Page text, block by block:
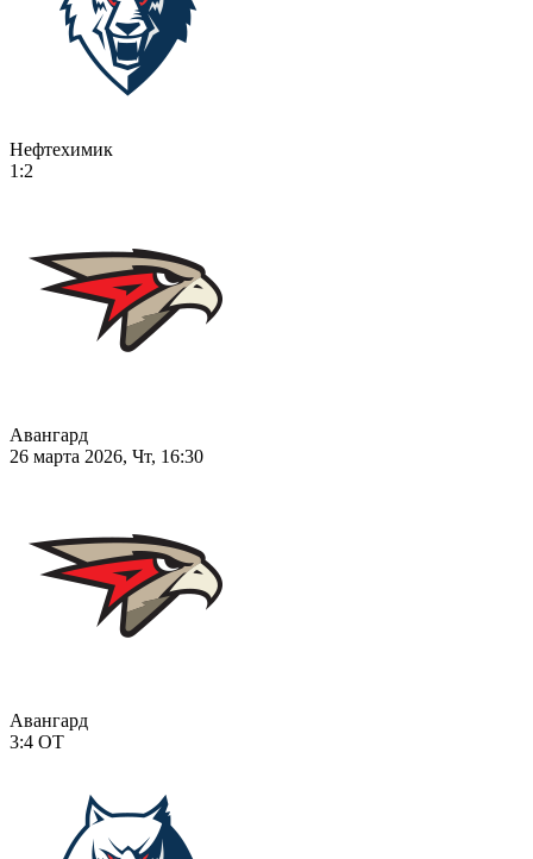
Нефтехимик
1:2
Авангард
26 марта 2026, Чт, 16:30
Авангард
3:4 ОТ